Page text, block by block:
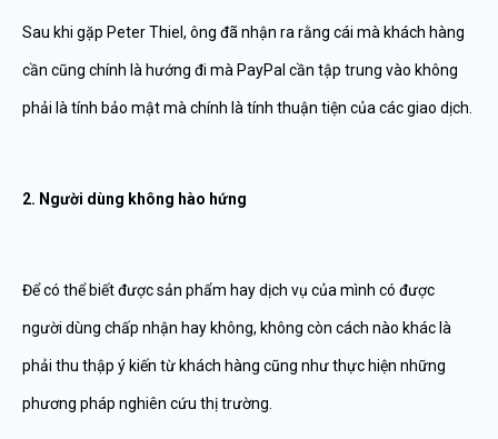
Sau khi gặp Peter Thiel, ông đã nhận ra rằng cái mà khách hàng
cần cũng chính là hướng đi mà PayPal cần tập trung vào không
phải là tính bảo mật mà chính là tính thuận tiện của các giao dịch.
2. Người dùng không hào hứng
Để có thể biết được sản phẩm hay dịch vụ của mình có được
người dùng chấp nhận hay không, không còn cách nào khác là
phải thu thập ý kiến từ khách hàng cũng như thực hiện những
phương pháp nghiên cứu thị trường.